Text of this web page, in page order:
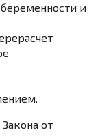
и
от